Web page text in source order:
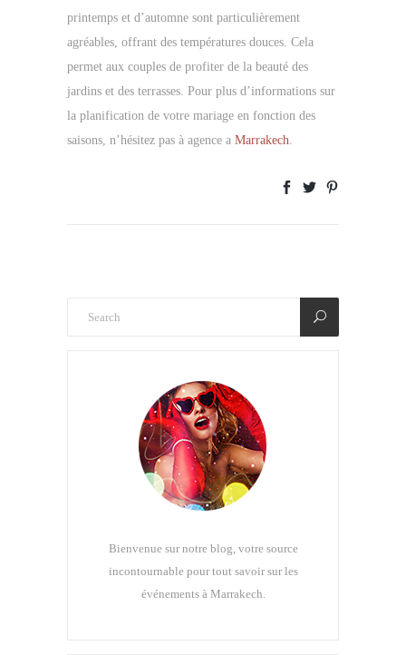
printemps et d’automne sont particulièrement
agréables, offrant des températures douces. Cela
permet aux couples de profiter de la beauté des
jardins et des terrasses. Pour plus d’informations sur
la planification de votre mariage en fonction des
saisons, n’hésitez pas à agence a Marrakech.
Bienvenue sur notre blog, votre source
incontournable pour tout savoir sur les
événements à Marrakech.